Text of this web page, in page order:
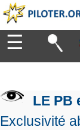
Diriger
de
l'entreprise
Organiser
Manager
☰
LE PB
Exclusivité